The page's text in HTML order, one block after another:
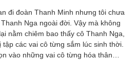
đi đoàn Thanh Minh nhưng tôi chưa
Nga ngoài đời. Vậy mà không
nằm chiêm bao thấy cô Thanh Nga,
các vai cô từng sắm lúc sinh thời.
vào những vai cô từng hóa thân…